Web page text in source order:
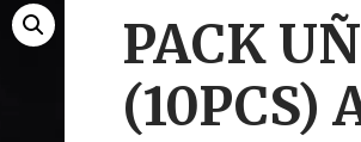
PACK
(10PCS)